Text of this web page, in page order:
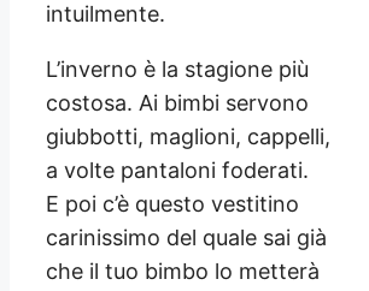
intuilmente.
L’inverno è la stagione più
costosa. Ai bimbi servono
giubbotti, maglioni, cappelli,
a volte pantaloni foderati.
E poi c’è questo vestitino
carinissimo del quale sai già
che il tuo bimbo lo metterà